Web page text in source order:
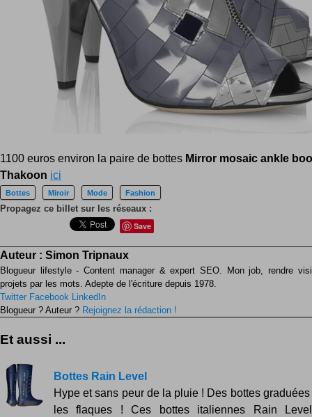
1100 euros environ la paire de bottes Mirror mosaic ankle
Thakoon ici
Bottes Miroir Mode Fashion
Propagez ce billet sur les réseaux :
Save
Auteur : Simon Tripnaux
Blogueur lifestyle - Content manager & expert SEO. Mon job, rendre
projets par les mots. Adepte de l'écriture depuis 1978.
Twitter Facebook LinkedIn
Blogueur ? Auteur ? Rejoignez la rédaction !
Et aussi ...
Bottes Rain Level
Hype et sans peur de la pluie ! Des bottes
les flaques ! Ces bottes italiennes Rain